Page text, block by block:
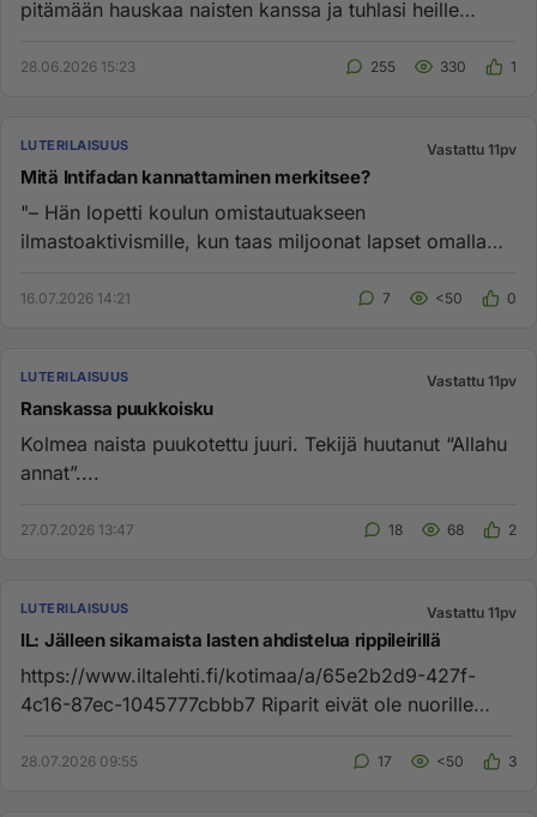
pitämään hauskaa naisten kanssa ja tuhlasi heille
28.06.2026 15:23 255 330 1
LUTERILAISUUS Vastattu 11pv
Mitä Intifadan kannattaminen merkitsee?
"– Hän lopetti koulun omistautuakseen
ilmastoaktivismille, kun taas miljoonat lapset omalla
16.07.2026 14:21 7 <50 0
LUTERILAISUUS Vastattu 11pv
Ranskassa puukkoisku
Kolmea naista puukotettu juuri. Tekijä huutanut “Allahu
annat”....
27.07.2026 13:47 18 68 2
LUTERILAISUUS Vastattu 11pv
IL: Jälleen sikamaista lasten ahdistelua rippileirillä
https://www.iltalehti.fi/kotimaa/a/65e2b2d9-427f-
4c16-87ec-1045777cbbb7 Riparit eivät ole nuorille
28.07.2026 09:55 17 <50 3